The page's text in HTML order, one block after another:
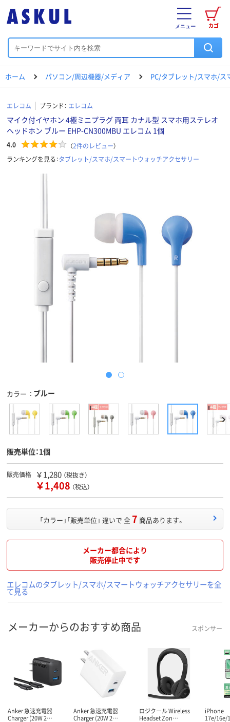
カゴ
メニュー
ホーム パソコン/周辺機器/メディア PC/タブレット/スマホ/ス
エレコム ブランド： エレコム
マイク付イヤホン 4極ミニプラグ 両耳 カナル型 スマホ用ステレオ
ヘッドホン ブルー EHP-CN300MBU エレコム 1個
4.0 （2件のレビュー）
ランキングを見る：タブレット/スマホ/スマートウォッチアクセサリー
カラー ブルー
販売単位：1個
販売価格 ￥1,280 （税抜き）
￥1,408 （税込）
「カラー」「販売単位」 違いで 全7 商品あります。
メーカー都合により
販売停止中です
エレコムのタブレット/スマホ/スマートウォッチアクセサリーを全
て見る
メーカーからのおすすめ商品 スポンサー
Anker 急速充電器
Charger (20W 2…
Anker 急速充電器
Charger (20W 2…
ロジクール Wireless
Headset Zon…
iPhone
17e/